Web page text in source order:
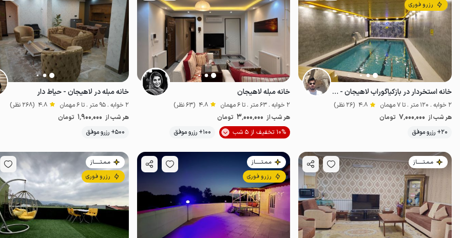
رزرو فوری
خانه استخردار در بازکیاگوراب لاهیجان - همکف
2 خوابه . 120 متر . تا 7 مهمان 4.8 (26 نظر)
هر شب از 7٬000٬000 تومان
20+ رزرو موفق
موقعیت در نقشه
خانه مبله لاهیجان
2 خوابه . 63 متر . تا 6 مهمان 4.8 (63 نظر)
هر شب از 3٬000٬000 تومان
10% تخفیف از 5 شب
100+ رزرو موفق مناسب توان‌یاب
خانه مبله در لاهیجان - حیاط دار
2 خوابه . 95 متر . تا 6 مهمان 4.8 (268 نظر)
هر شب از 1٬900٬000 تومان
500+ رزرو موفق
مـمـتــــــاز
مـمـتــــــاز
رزرو فوری
مـمـتــــــاز
رزرو فوری